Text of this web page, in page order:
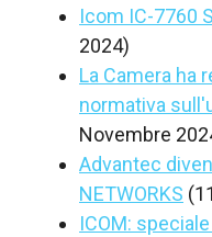
Icom IC-7760
2024)
La Camera ha
normativa
Novembre
Advantec
NETWORKS
ICOM: